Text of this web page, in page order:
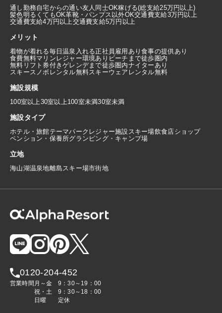
通し勤務自宅からの通い友人同士OK稼げる(総支給25万円以上)
髪色明るくてもOK革靴・パンプス以外OK交通費支給3万円以上
交通費支給4万円以上交通費支給5万円以上
メリット
着物が着れる毎日温泉入れる正社員雇用あり食事の提供あり
食費無料マリンレジャー環境あり ビーチまで徒歩圏内
無料リフト券付きゲレンデまで徒歩圏内ナイターあり
スキースノボレンタル無料スキーウェアレンタル無料
施設規模
100室以上30室以上100室未満30室未満
施設タイプ
ホテル・旅館テーマパーク レジャー施設 スキー場飲食店ショップ
ペンション・保養所グランピング・キャンプ場
立地
海山湖温泉地離島 スキー場市街地
0120-204-452
営業時間 月～金
9：30～19：00
祝・土
9：30～18：00
日曜
定休